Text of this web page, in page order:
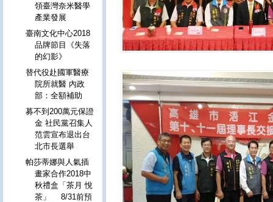
領臺灣奈米醫學
產業發展
臺南文化中心2018
品牌節目《失落
的幻影》
替代役赴國軍醫療
院所就醫 內政
部：全額補助
募不到200萬元保證
金 社民黨召集人
范雲宣布退出台
北市長選舉
帕莎蒂娜與人氣插
畫家合作2018中
秋禮盒「茶月 悅
茶」 8/31前預